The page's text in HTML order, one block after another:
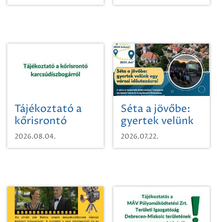
Tájékoztató a
kőrisrontó
karcsúdíszbogárról
2026.08.04.
Séta a jövőbe:
gyertek velünk
egy városi
időutazásra!
2026.07.22.